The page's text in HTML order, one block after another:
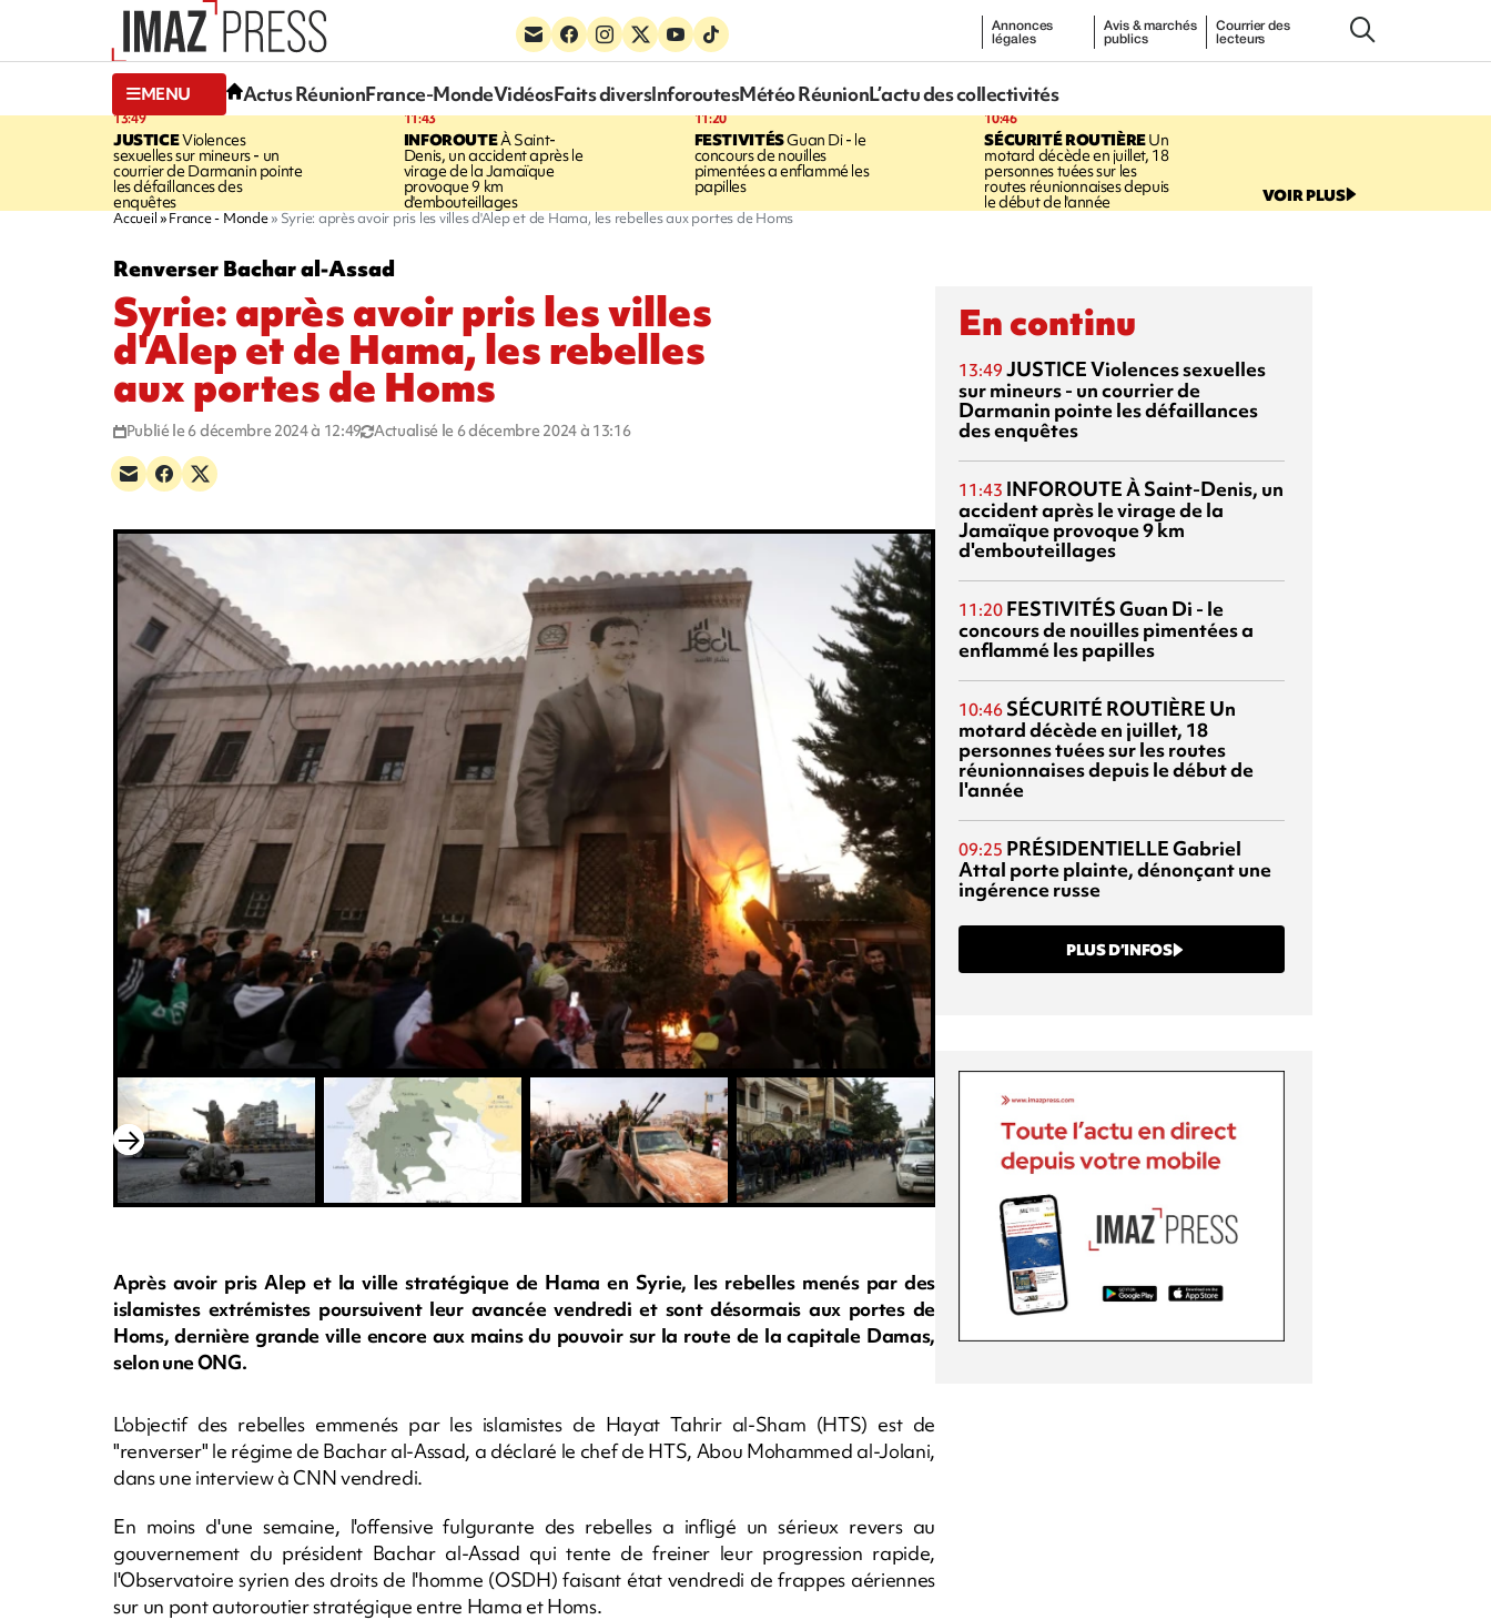
Annonces
légales
Avis & marchés
publics
Courrier des
lecteurs
MENU Actus RéunionFrance-MondeVidéosFaits diversInforoutesMétéo RéunionL’actu des collectivités
13:49
JUSTICEViolences
sexuelles sur mineurs - un
courrier de Darmanin pointe
les défaillances des
enquêtes
11:43
INFOROUTEÀ Saint-
Denis, un accident après le
virage de la Jamaïque
provoque 9 km
d'embouteillages
11:20
FESTIVITÉSGuan Di - le
concours de nouilles
pimentées a enflammé les
papilles
10:46
SÉCURITÉ ROUTIÈREUn
motard décède en juillet, 18
personnes tuées sur les
routes réunionnaises depuis
le début de l'année VOIR PLUS
Accueil France - Monde Syrie: après avoir pris les villes d'Alep et de Hama, les rebelles aux portes de Homs
Renverser Bachar al-Assad
Syrie: après avoir pris les villes
d'Alep et de Hama, les rebelles
aux portes de Homs
Publié le 6 décembre 2024 à 12:49 Actualisé le 6 décembre 2024 à 13:16
Après avoir pris Alep et la ville stratégique de Hama en Syrie, les rebelles menés par des
islamistes extrémistes poursuivent leur avancée vendredi et sont désormais aux portes de
Homs, dernière grande ville encore aux mains du pouvoir sur la route de la capitale Damas,
selon une ONG.
L'objectif des rebelles emmenés par les islamistes de Hayat Tahrir al-Sham (HTS) est de
"renverser" le régime de Bachar al-Assad, a déclaré le chef de HTS, Abou Mohammed al-Jolani,
dans une interview à CNN vendredi.
En moins d'une semaine, l'offensive fulgurante des rebelles a infligé un sérieux revers au
gouvernement du président Bachar al-Assad qui tente de freiner leur progression rapide,
l'Observatoire syrien des droits de l'homme (OSDH) faisant état vendredi de frappes aériennes
sur un pont autoroutier stratégique entre Hama et Homs.
En continu
13:49 JUSTICEViolences sexuelles
sur mineurs - un courrier de
Darmanin pointe les défaillances
des enquêtes
11:43 INFOROUTEÀ Saint-Denis, un
accident après le virage de la
Jamaïque provoque 9 km
d'embouteillages
11:20 FESTIVITÉSGuan Di - le
concours de nouilles pimentées a
enflammé les papilles
10:46 SÉCURITÉ ROUTIÈRE Un
motard décède en juillet, 18
personnes tuées sur les routes
réunionnaises depuis le début de
l'année
09:25 PRÉSIDENTIELLEGabriel
Attal porte plainte, dénonçant une
ingérence russe
PLUS D’INFOS